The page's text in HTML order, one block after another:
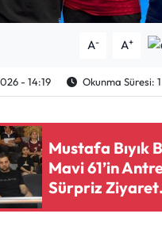
A- A+
- 14:19 Okunma Süresi:
Mustafa Bıyık
Mavi 61’in
Sürpriz Ziyaret
Gerçekleştirdi